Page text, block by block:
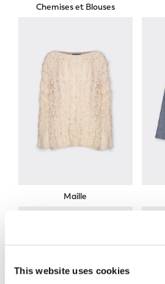
This website uses cookies
Chemises et Blouses
Maille